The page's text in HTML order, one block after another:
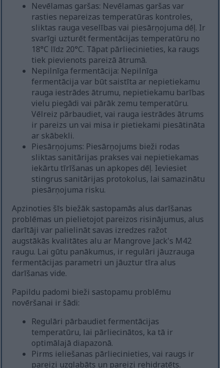
Nevēlamas garšas: Nevēlamas garšas var
rasties nepareizas temperatūras kontroles,
sliktas rauga veselības vai piesārņojuma dēļ. Ir
svarīgi uzturēt fermentācijas temperatūru no
18°C līdz 20°C. Tāpat pārliecinieties, ka raugs
tiek pievienots pareizā ātrumā.
Nepilnīga fermentācija: Nepilnīga
fermentācija var būt saistīta ar nepietiekamu
rauga iestrādes ātrumu, nepietiekamu barības
vielu piegādi vai pārāk zemu temperatūru.
Vēlreiz pārbaudiet, vai rauga iestrādes ātrums
ir pareizs un vai misa ir pietiekami piesātināta
ar skābekli.
Piesārņojums: Piesārņojums bieži rodas
sliktas sanitārijas prakses vai nepietiekamas
iekārtu tīrīšanas un apkopes dēļ. Ieviesiet
stingrus sanitārijas protokolus, lai samazinātu
piesārņojuma risku.
Apzinoties šīs biežāk sastopamās alus darīšanas
problēmas un pielietojot pareizos risinājumus, alus
darītāji var palielināt savas izredzes ražot
augstākās kvalitātes alu ar Mangrove Jack's M42
raugu. Lai gūtu panākumus, ir regulāri jāuzrauga
fermentācijas parametri un jāuztur tīra alus
darīšanas vide.
Papildu padomi bieži sastopamu problēmu
novēršanai ir šādi:
Regulāri pārbaudiet fermentācijas
temperatūru, lai pārliecinātos, ka tā ir
optimālajā diapazonā.
Pirms ieliešanas pārliecinieties, vai raugs ir
pareizi uzglabāts un pareizi rehidratēts.